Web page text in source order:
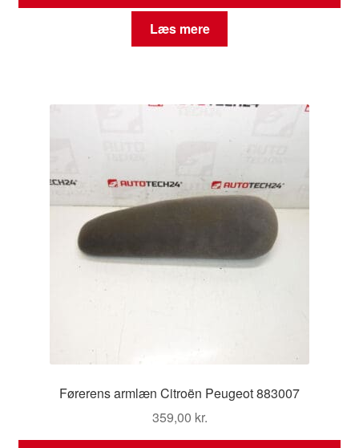
Læs mere
Førerens armlæn Citroën Peugeot 883007
359,00 kr.